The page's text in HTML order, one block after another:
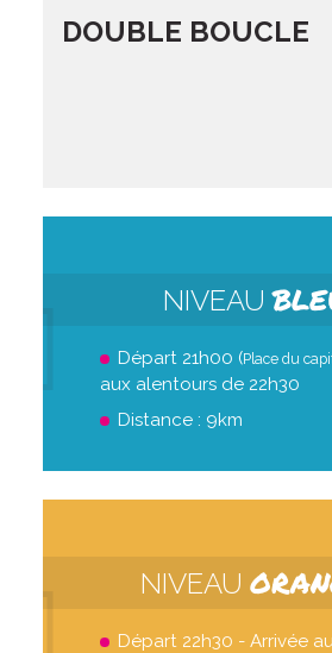
DOUBLE BOUCLE
NIVEAU
Départ 21h00 (Place du
aux alentours de 22h30
Distance : 9km
NIVEAU
Départ 22h30 - Arrivée